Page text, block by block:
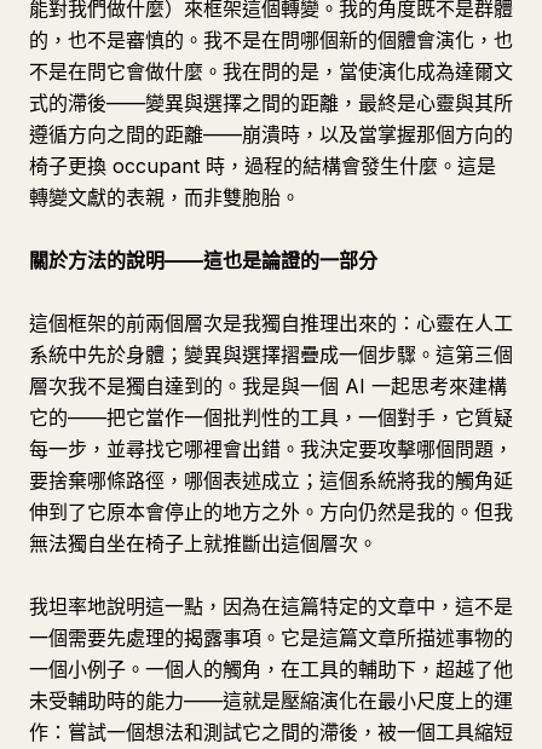
能對我們做什麼）來框架這個轉變。我的角度既不是群體
的，也不是審慎的。我不是在問哪個新的個體會演化，也
不是在問它會做什麼。我在問的是，當使演化成為達爾文
式的滯後——變異與選擇之間的距離，最終是心靈與其所
遵循方向之間的距離——崩潰時，以及當掌握那個方向的
椅子更換 occupant 時，過程的結構會發生什麼。這是
轉變文獻的表親，而非雙胞胎。
關於方法的說明——這也是論證的一部分
這個框架的前兩個層次是我獨自推理出來的：心靈在人工
系統中先於身體；變異與選擇摺疊成一個步驟。這第三個
層次我不是獨自達到的。我是與一個 AI 一起思考來建構
它的——把它當作一個批判性的工具，一個對手，它質疑
每一步，並尋找它哪裡會出錯。我決定要攻擊哪個問題，
要捨棄哪條路徑，哪個表述成立；這個系統將我的觸角延
伸到了它原本會停止的地方之外。方向仍然是我的。但我
無法獨自坐在椅子上就推斷出這個層次。
我坦率地說明這一點，因為在這篇特定的文章中，這不是
一個需要先處理的揭露事項。它是這篇文章所描述事物的
一個小例子。一個人的觸角，在工具的輔助下，超越了他
未受輔助時的能力——這就是壓縮演化在最小尺度上的運
作：嘗試一個想法和測試它之間的滯後，被一個工具縮短